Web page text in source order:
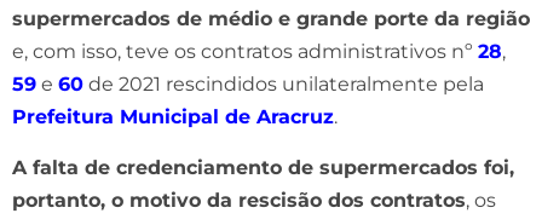
supermercados de médio e grande porte da região
e, com isso, teve os contratos administrativos nº 28,
59 e 60 de 2021 rescindidos unilateralmente pela
Prefeitura Municipal de Aracruz.
A falta de credenciamento de supermercados foi,
portanto, o motivo da rescisão dos contratos, os